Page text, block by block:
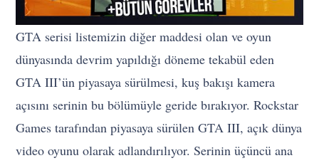
GTA serisi listemizin diğer maddesi olan ve oyun
dünyasında devrim yapıldığı döneme tekabül eden
GTA III’ün piyasaya sürülmesi, kuş bakışı kamera
açısını serinin bu bölümüyle geride bırakıyor. Rockstar
Games tarafından piyasaya sürülen GTA III, açık dünya
video oyunu olarak adlandırılıyor. Serinin üçüncü ana